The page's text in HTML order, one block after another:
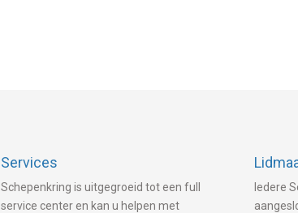
Services
Schepenkring is uitgegroeid tot een full
service center en kan u helpen met
Iedere